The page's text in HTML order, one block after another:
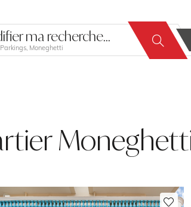
ma recherche...
Moneghetti